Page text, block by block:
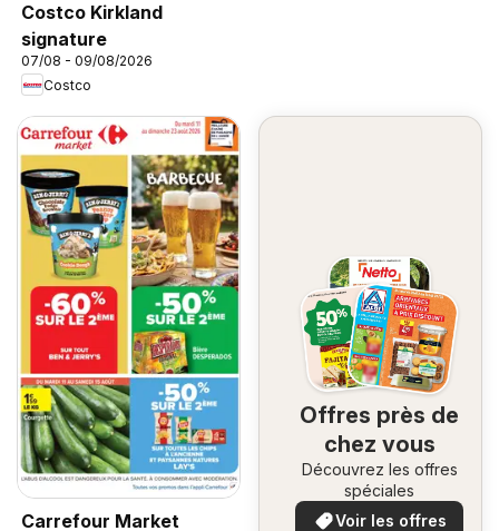
Costco Kirkland
signature
07/08 - 09/08/2026
Costco
Carrefour Market
Offres près de
chez vous
Découvrez les offres
spéciales
Voir les offres